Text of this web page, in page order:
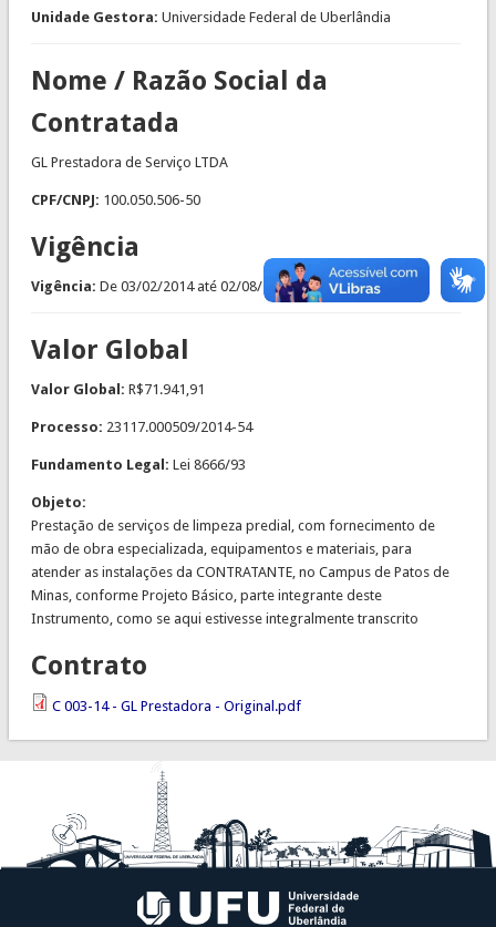
Unidade Gestora: Universidade Federal de Uberlândia
Nome / Razão Social da
Contratada
GL Prestadora de Serviço LTDA
CPF/CNPJ: 100.050.506-50
Vigência
Vigência: De 03/02/2014até 02/08/2014
Valor Global
Valor Global: R$71.941,91
Processo: 23117.000509/2014-54
Fundamento Legal: Lei 8666/93
Objeto:
Prestação de serviços de limpeza predial, com fornecimento de
mão de obra especializada, equipamentos e materiais, para
atender as instalações da CONTRATANTE, no Campus de Patos de
Minas, conforme Projeto Básico, parte integrante deste
Instrumento, como se aqui estivesse integralmente transcrito
Contrato
C 003-14 - GL Prestadora - Original.pdf